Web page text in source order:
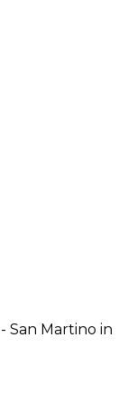
San Martino in